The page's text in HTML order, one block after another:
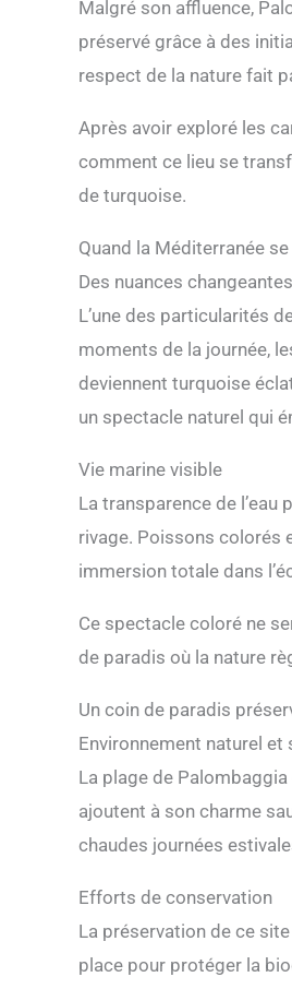
Malgré son affluence,
préservé grâce à des
respect de la nature fait
Après avoir exploré les
comment ce lieu se
de turquoise.
Quand la Méditerranée
Des nuances changeantes
L’une des particularités
moments de la journée,
deviennent turquoise
un spectacle naturel qui
Vie marine visible
La transparence de
rivage. Poissons colorés
immersion totale dans
Ce spectacle coloré ne
de paradis où la nature
Un coin de paradis
Environnement naturel et
La plage de
ajoutent à son charme
chaudes journées
Efforts de conservation
La préservation de ce
place pour protéger la